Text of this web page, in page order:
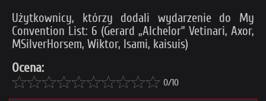
Użytkownicy, którzy dodali wydarzenie do My
Convention List: 6 (Gerard „Alchelor” Vetinari, Axor,
MSilverHorsem, Wiktor, Isami, kaisuis)
Ocena:
0/10